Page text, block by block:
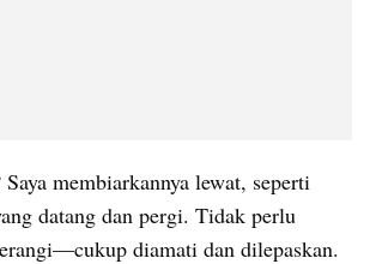
membiarkannya lewat, seperti
datang dan pergi. Tidak perlu
diamati dan dilepaskan.